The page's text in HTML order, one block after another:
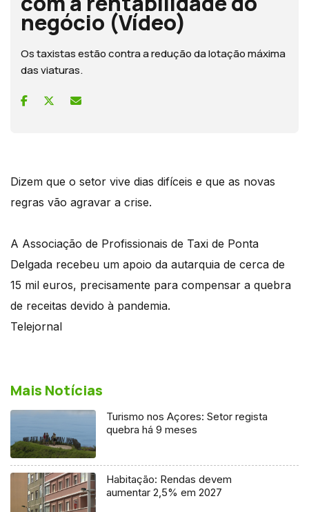
negócio (Vídeo)
Os taxistas estão contra a redução da lotação máxima
das viaturas.
Dizem que o setor vive dias difíceis e que as novas
regras vão agravar a crise.
A Associação de Profissionais de Taxi de Ponta
Delgada recebeu um apoio da autarquia de cerca de
15 mil euros, precisamente para compensar a quebra
de receitas devido à pandemia.
Telejornal
Mais Notícias
Turismo nos Açores: Setor regista
quebra há 9 meses
Habitação: Rendas devem
aumentar 2,5% em 2027